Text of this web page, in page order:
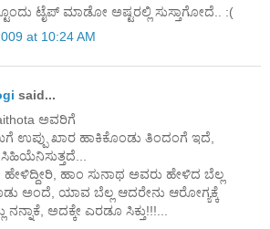
ಟೈಪ್ ಮಾಡೋ ಅಷ್ಟರಲ್ಲಿ ಸುಸ್ತಾಗೋದೆ.. :(
at 10:24 AM
said...
ಅವರಿಗೆ
ಉಪ್ಪು ಖಾರ ಹಾಕಿಕೊಂಡು ತಿಂದಂಗೆ ಇದೆ,
ಸಿಹಿಯೆನಿಸುತ್ತದೆ...
ಹೇಳಿದ್ದೀರಿ, ಹಾಂ ಸುನಾಥ ಅವರು ಹೇಳಿದ ಬೆಲ್ಲ
ಅಂದೆ, ಯಾವ ಬೆಲ್ಲ ಆದರೇನು ಆರೋಗ್ಯಕ್ಕೆ
ನನ್ನಾಕೆ, ಅದಕ್ಕೇ ಎರಡೂ ಸಿಕ್ತು!!!...